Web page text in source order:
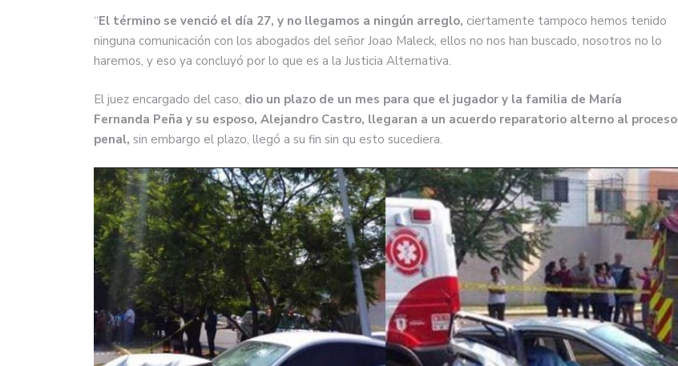
“El término se venció el día 27, y no llegamos a ningún arreglo, ciertamente tampoco hemos tenido
ninguna comunicación con los abogados del señor Joao Maleck, ellos no nos han buscado, nosotros no lo
haremos, y eso ya concluyó por lo que es a la Justicia Alternativa.
El juez encargado del caso, dio un plazo de un mes para que el jugador y la familia de María
Fernanda Peña y su esposo, Alejandro Castro, llegaran a un acuerdo reparatorio alterno al proceso
penal, sin embargo el plazo, llegó a su fin sin qu esto sucediera.